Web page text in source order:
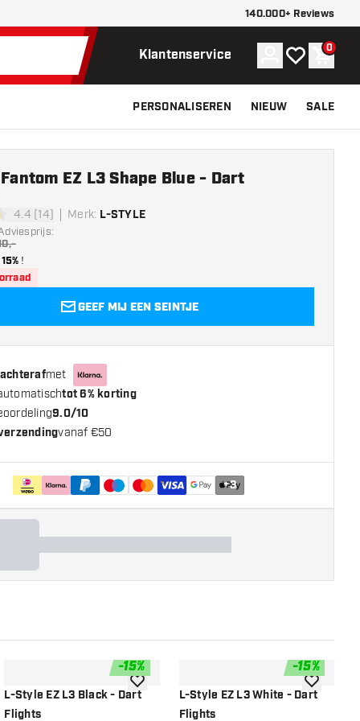
140.000+ Reviews
Klantenservice Account
Mijn 0
PERSONALISEREN NIEUW SALE
4.4 (14) Merk: L-STYLE
EZ L3 Shape Blue - Dart
15% !
GEEF MIJ EEN SEINTJE
met
tot 6% korting
9.0/10
vanaf €50
+3
aan verlanglijst
-15%
L-Style EZ L3 Black - Dart
Flights
toevoegen aan verlanglijst
-15%
L-Style EZ L3 White - Dart
Flights